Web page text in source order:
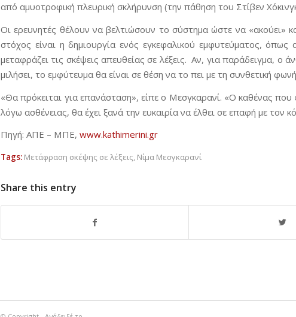
από αμυοτροφική πλευρική σκλήρυνση (την πάθηση του Στίβεν
Οι ερευνητές θέλουν να βελτιώσουν το σύστημα ώστε να «ακούει»
στόχος είναι η δημιουργία ενός εγκεφαλικού εμφυτεύματος,
μεταφράζει τις σκέψεις απευθείας σε λέξεις. Αν, για παράδειγμα,
μιλήσει, το εμφύτευμα θα είναι σε θέση να το πει με τη συνθετική
«Θα πρόκειται για επανάσταση», είπε ο Μεσγκαρανί. «Ο καθένας που
λόγω ασθένειας, θα έχει ξανά την ευκαιρία να έλθει σε επαφή με τον
Πηγή: ΑΠΕ – ΜΠΕ, www.kathimerini.gr
Tags: Μετάφραση σκέψης σε λέξεις, Νίμα Μεσγκαρανί
Share this entry